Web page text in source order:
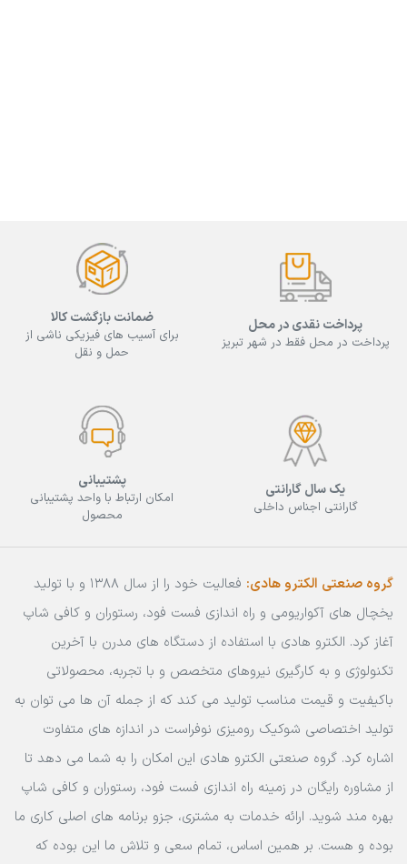
پرداخت نقدی در محل
پرداخت در محل فقط در شهر تبریز
ضمانت بازگشت کالا
برای آسیب های فیزیکی ناشی از
حمل و نقل
یک سال گارانتی
گارانتی اجناس داخلی
پشتیبانی
امکان ارتباط با واحد پشتیبانی
محصول
گروه صنعتی الکترو هادی:
فعالیت خود را از سال 1388 و با تولید
یخچال های آکواریومی و راه اندازی فست فود، رستوران و کافی شاپ
آغاز کرد. الکترو هادی با استفاده از دستگاه های مدرن با آخرین
تکنولوژی و به کارگیری نیروهای متخصص و با تجربه، محصولاتی
باکیفیت و قیمت مناسب تولید می کند که از جمله آن ها می توان به
تولید اختصاصی شوکیک رومیزی نوفراست در اندازه های متفاوت
اشاره کرد. گروه صنعتی الکترو هادی این امکان را به شما می دهد تا
از مشاوره رایگان در زمینه راه اندازی فست فود، رستوران و کافی شاپ
بهره مند شوید. ارائه خدمات به مشتری، جزو برنامه های اصلی کاری ما
بوده و هست. بر همین اساس، تمام سعی و تلاش ما این بوده که